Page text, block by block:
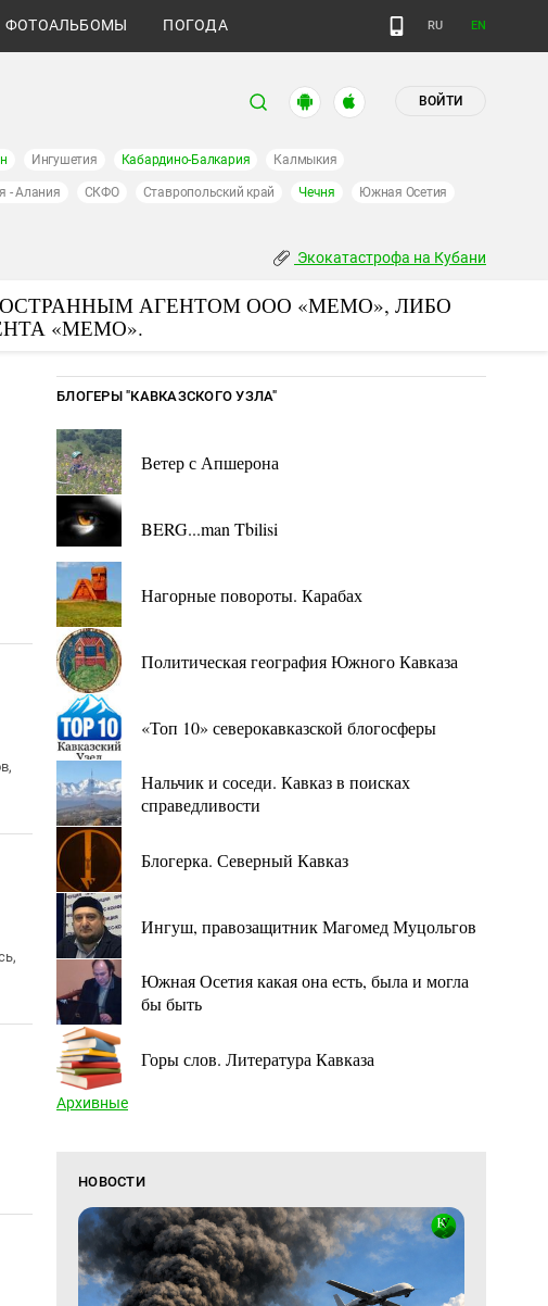
ФОТОАЛЬБОМЫ ПОГОДА RU EN
ВОЙТИ
Ингушетия Кабардино-Балкария Калмыкия
- Алания СКФО Ставропольский край Чечня Южная Осетия
Экокатастрофа на Кубани
АГЕНТОМ ООО «МЕМО», ЛИБО
«МЕМО».
БЛОГЕРЫ "КАВКАЗСКОГО УЗЛА"
Ветер с Апшерона
BERG...man Tbilisi
Нагорные повороты. Карабах
Политическая география Южного Кавказа
«Топ 10» северокавказской блогосферы
Нальчик и соседи. Кавказ в поисках
справедливости
Блогерка. Северный Кавказ
Ингуш, правозащитник Магомед Муцольгов
Южная Осетия какая она есть, была и могла
бы быть
Горы слов. Литература Кавказа
Архивные
НОВОСТИ